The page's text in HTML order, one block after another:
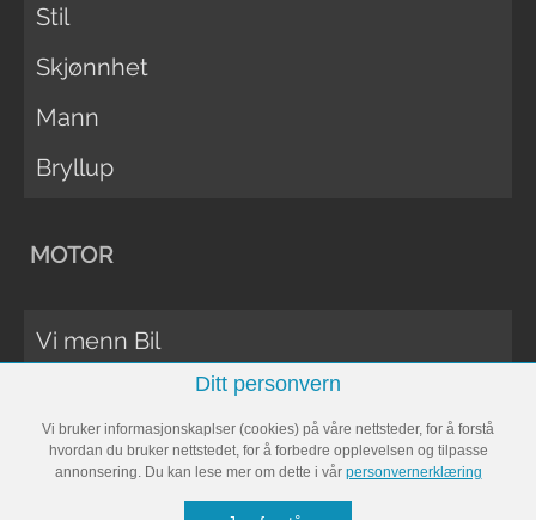
Stil
Skjønnhet
Mann
Bryllup
MOTOR
Vi menn Bil
Vi Menn Båt
Ditt personvern
Vi bruker informasjonskaplser (cookies) på våre nettsteder, for å forstå
hvordan du bruker nettstedet, for å forbedre opplevelsen og tilpasse
annonsering. Du kan lese mer om dette i vår personvernerklæring